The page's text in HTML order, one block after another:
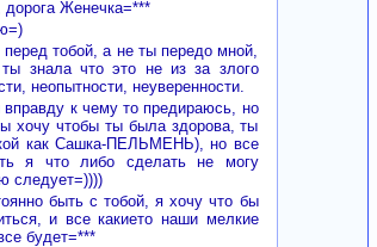
Женечка=***
тобой, а не ты передо мной,
знала что это не из за злого
неопытности, неуверенности.
к чему то предираюсь, но
хочу чтобы ты была здорова, ты
как Сашка-ПЕЛЬМЕНЬ), но все
я что либо сделать не могу
следует=))))
быть с тобой, я хочу что бы
и все какието наши мелкие
будет=***